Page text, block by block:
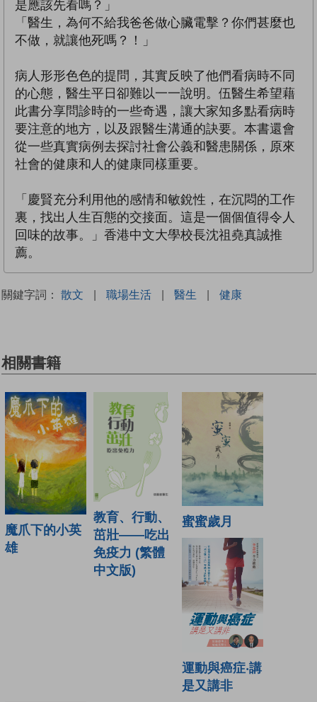
是應該先看嗎？」
「醫生，為何不給我爸爸做心臟電擊？你們甚麼也
不做，就讓他死嗎？！」
病人形形色色的提問，其實反映了他們看病時不同
的心態，醫生平日卻難以一一說明。伍醫生希望藉
此書分享問診時的一些奇遇，讓大家知多點看病時
要注意的地方，以及跟醫生溝通的訣要。本書還會
從一些真實病例去探討社會公義和醫患關係，原來
社會的健康和人的健康同樣重要。
「慶賢充分利用他的感情和敏銳性，在沉悶的工作
裏，找出人生百態的交接面。這是一個個值得令人
回味的故事。」香港中文大學校長沈祖堯真誠推
薦。
關鍵字詞： 散文 | 職場生活 | 醫生 | 健康
相關書籍
魔爪下的小英
雄
教育、行動、
茁壯——吃出
免疫力 (繁體
中文版)
蜜蜜歲月
運動與癌症‧講
是又講非